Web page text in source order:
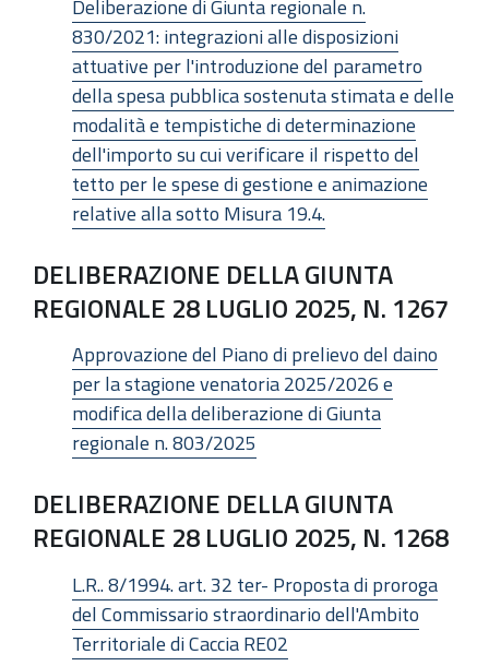
Deliberazione di Giunta regionale n.
830/2021: integrazioni alle disposizioni
attuative per l'introduzione del parametro
della spesa pubblica sostenuta stimata e delle
modalità e tempistiche di determinazione
dell'importo su cui verificare il rispetto del
tetto per le spese di gestione e animazione
relative alla sotto Misura 19.4.
DELIBERAZIONE DELLA GIUNTA
REGIONALE 28 LUGLIO 2025, N. 1267
Approvazione del Piano di prelievo del daino
per la stagione venatoria 2025/2026 e
modifica della deliberazione di Giunta
regionale n. 803/2025
DELIBERAZIONE DELLA GIUNTA
REGIONALE 28 LUGLIO 2025, N. 1268
L.R.. 8/1994. art. 32 ter- Proposta di proroga
del Commissario straordinario dell'Ambito
Territoriale di Caccia RE02